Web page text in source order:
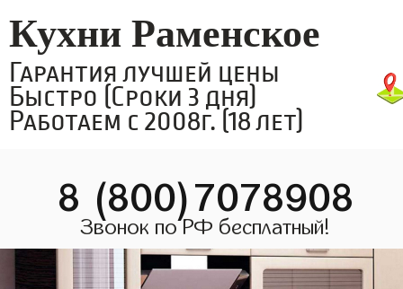
Кухни Раменское
Гарантия лучшей цены
Быстро (Сроки 3 дня)
Работаем с 2008г. (18 лет)
8 (800)7078908
Звонок по РФ бесплатный!